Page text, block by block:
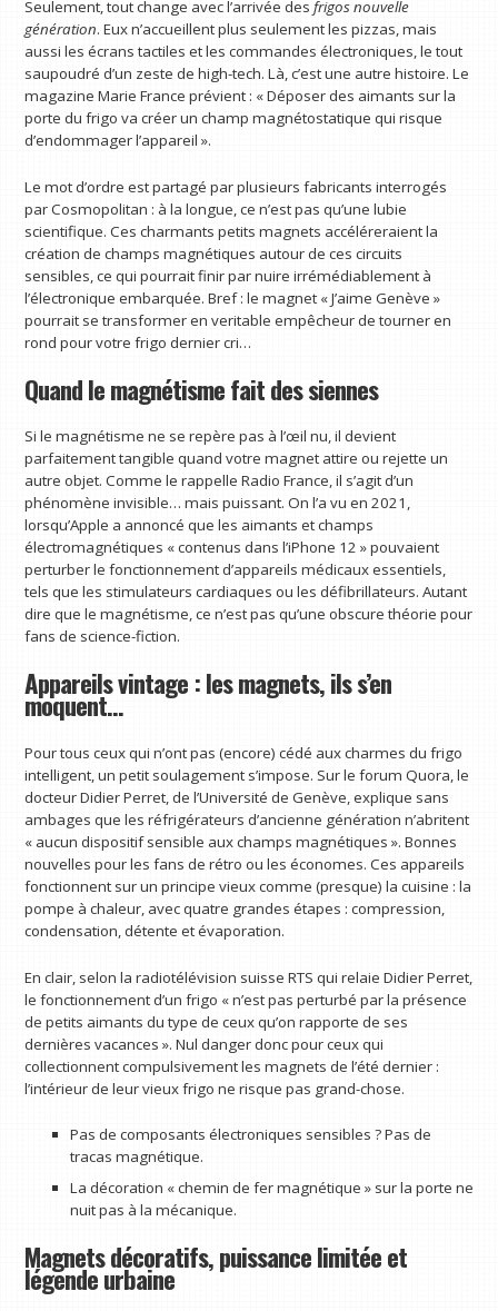
Seulement, tout change avec l’arrivée desfrigos nouvelle
génération. Eux n’accueillent plus seulement les pizzas, mais
aussi les écrans tactiles et les commandes électroniques, le tout
saupoudré d’un zeste de high-tech. Là, c’est une autre histoire. Le
magazine Marie France prévient : « Déposer des aimants sur la
porte du frigo va créer un champ magnétostatique qui risque
d’endommager l’appareil ».
Le mot d’ordre est partagé par plusieurs fabricants interrogés
par Cosmopolitan : à la longue, ce n’est pas qu’une lubie
scientifique. Ces charmants petits magnets accéléreraient la
création de champs magnétiques autour de ces circuits
sensibles, ce qui pourrait finir par nuire irrémédiablement à
l’électronique embarquée. Bref : le magnet « J’aime Genève »
pourrait se transformer en veritable empêcheur de tourner en
rond pour votre frigo dernier cri…
Quand le magnétisme fait des siennes
Si le magnétisme ne se repère pas à l’œil nu, il devient
parfaitement tangible quand votre magnet attire ou rejette un
autre objet. Comme le rappelle Radio France, il s’agit d’un
phénomène invisible… mais puissant. On l’a vu en 2021,
lorsqu’Apple a annoncé que les aimants et champs
électromagnétiques « contenus dans l’iPhone 12 » pouvaient
perturber le fonctionnement d’appareils médicaux essentiels,
tels que les stimulateurs cardiaques ou les défibrillateurs. Autant
dire que le magnétisme, ce n’est pas qu’une obscure théorie pour
fans de science-fiction.
Appareils vintage : les magnets, ils s’en
moquent…
Pour tous ceux qui n’ont pas (encore) cédé aux charmes du frigo
intelligent, un petit soulagement s’impose. Sur le forum Quora, le
docteur Didier Perret, de l’Université de Genève, explique sans
ambages que les réfrigérateurs d’ancienne génération n’abritent
« aucun dispositif sensible aux champs magnétiques ». Bonnes
nouvelles pour les fans de rétro ou les économes. Ces appareils
fonctionnent sur un principe vieux comme (presque) la cuisine : la
pompe à chaleur, avec quatre grandes étapes : compression,
condensation, détente et évaporation.
En clair, selon la radiotélévision suisse RTS qui relaie Didier Perret,
le fonctionnement d’un frigo « n’est pas perturbé par la présence
de petits aimants du type de ceux qu’on rapporte de ses
dernières vacances ». Nul danger donc pour ceux qui
collectionnent compulsivement les magnets de l’été dernier :
l’intérieur de leur vieux frigo ne risque pas grand-chose.
Pas de composants électroniques sensibles ? Pas de
tracas magnétique.
La décoration « chemin de fer magnétique » sur la porte ne
nuit pas à la mécanique.
Magnets décoratifs, puissance limitée et
légende urbaine